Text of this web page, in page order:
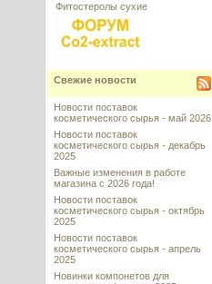
Фитостеролы сухие
Свежие новости
Новости поставок
косметического сырья - май 2026
Новости поставок
косметического сырья - декабрь
2025
Важные изменения в работе
магазина с 2026 года!
Новости поставок
косметического сырья - октябрь
2025
Новости поставок
косметического сырья - апрель
2025
Новинки компонетов для